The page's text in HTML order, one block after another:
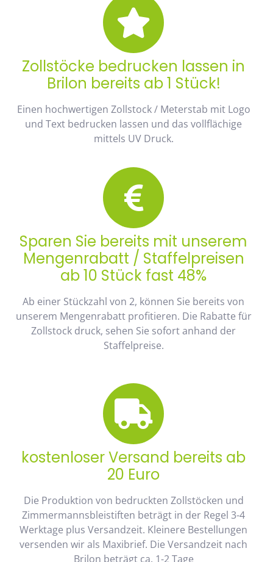
Zollstöcke bedrucken lassen in
Brilon bereits ab 1 Stück!
Einen hochwertigen Zollstock / Meterstab mit Logo
und Text bedrucken lassen und das vollflächige
mittels UV Druck.
Sparen Sie bereits mit unserem
Mengenrabatt / Staffelpreisen
ab 10 Stück fast 48%
Ab einer Stückzahl von 2, können Sie bereits von
unserem Mengenrabatt profitieren. Die Rabatte für
Zollstock druck, sehen Sie sofort anhand der
Staffelpreise.
kostenloser Versand bereits ab
20 Euro
Die Produktion von bedruckten Zollstöcken und
Zimmermannsbleistiften beträgt in der Regel 3-4
Werktage plus Versandzeit. Kleinere Bestellungen
versenden wir als Maxibrief. Die Versandzeit nach
Brilon beträgt ca. 1-2 Tage